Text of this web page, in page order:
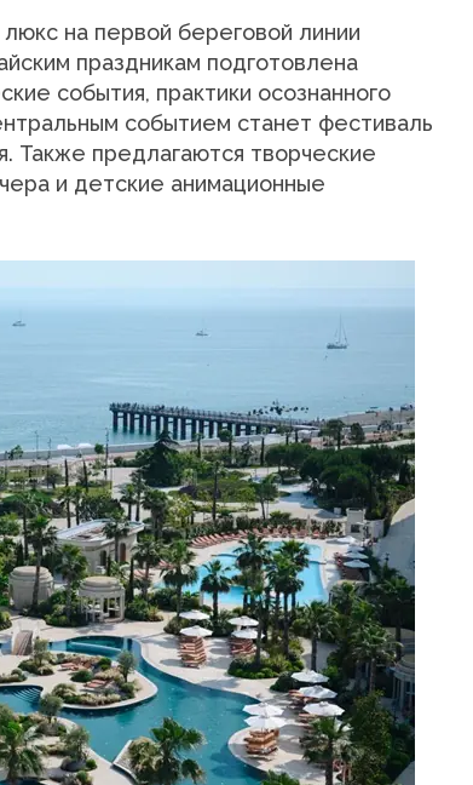
на первой береговой линии
праздникам подготовлена
события, практики осознанного
событием станет фестиваль
Также предлагаются творческие
и детские анимационные